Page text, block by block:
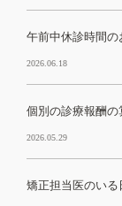
午前中休診時間の
2026.06.18
個別の診療報酬
2026.05.29
矯正担当医のいる